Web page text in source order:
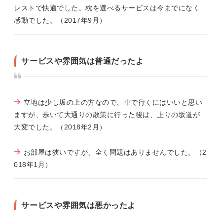
レストで快適でした。枕を選べるサービスは今までになく
感動でした。（2017年9月）
サービスや雰囲気は普通だったよ
立地は少し坂の上の方なので、車で行くにはいいと思い
ますが、歩いて大通りの散策に行った後は、上りの坂道が
大変でした。（2018年2月）
お部屋は狭いですが、全く問題はありませんでした。（2
018年1月）
サービスや雰囲気は悪かったよ